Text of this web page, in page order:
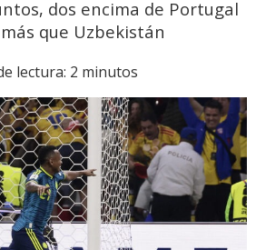
dos encima de Portugal
que Uzbekistán
lectura: 2 minutos